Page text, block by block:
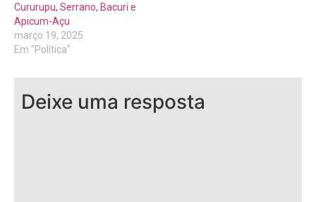
Cururupu, Serrano, Bacuri e
Apicum-Açu
março 19, 2025
Em "Política"
Deixe uma resposta